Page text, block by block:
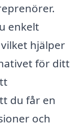
enkelt
hjälper
för ditt
du får en
och